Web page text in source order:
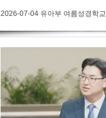
2026-07-04 유아부 여름성경학교